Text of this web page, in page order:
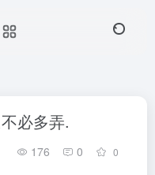
必多弄.
176 0 0